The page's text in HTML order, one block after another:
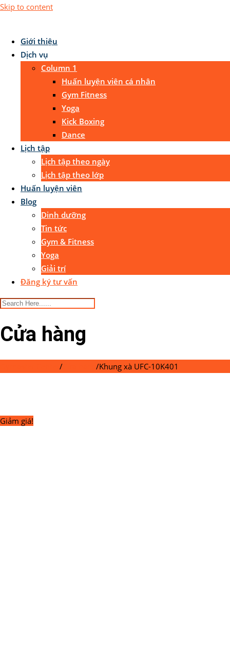
Skip to content
Giới thiệu
Dịch vụ
Column 1
Huấn luyện viên cá nhân
Gym Fitness
Yoga
Kick Boxing
Dance
Lịch tập
Lịch tập theo ngày
Lịch tập theo lớp
Huấn luyện viên
Blog
Dinh dưỡng
Tin tức
Gym & Fitness
Yoga
Giải trí
Đăng ký tư vấn
Cửa hàng
/ /Khung xà UFC-10K401
Giảm giá!